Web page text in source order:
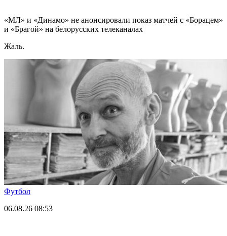
«МЛ» и «Динамо» не анонсировали показ матчей с «Борацем»
и «Брагой» на белорусских телеканалах
Жаль.
Футбол
06.08.26 08:53